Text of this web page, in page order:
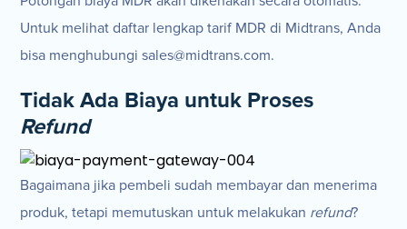
Untuk melihat daftar lengkap tarif MDR di Midtrans, Anda
bisa menghubungi sales@midtrans.com.
Tidak Ada Biaya untuk Proses
Refund
Bagaimana jika pembeli sudah membayar dan menerima
produk, tetapi memutuskan untuk melakukan refund?